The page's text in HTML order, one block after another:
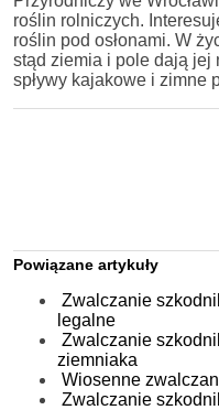
roślin rolniczych.
roślin pod osłonami. W
stąd ziemia i pole dają jej
spływy kajakowe i zimne
Powiązane artykuły
Zwalczanie
legalne
Zwalczanie
ziemniaka
Wiosenne
Zwalczanie